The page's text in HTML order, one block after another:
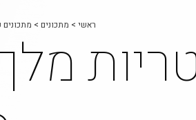
ראשי > מתכונים >